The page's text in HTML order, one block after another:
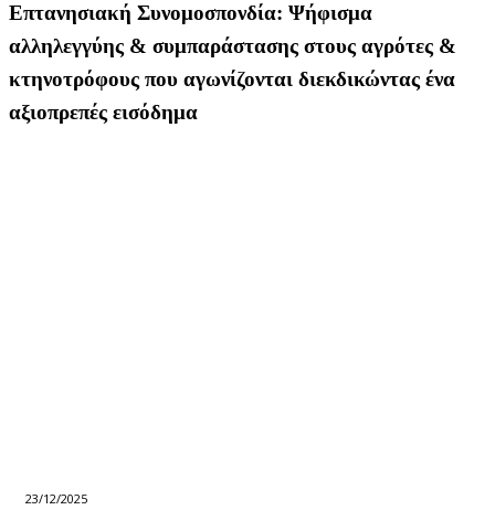
Επτανησιακή Συνομοσπονδία: Ψήφισμα
αλληλεγγύης & συμπαράστασης στους αγρότες &
κτηνοτρόφους που αγωνίζονται διεκδικώντας ένα
αξιοπρεπές εισόδημα
23/12/2025